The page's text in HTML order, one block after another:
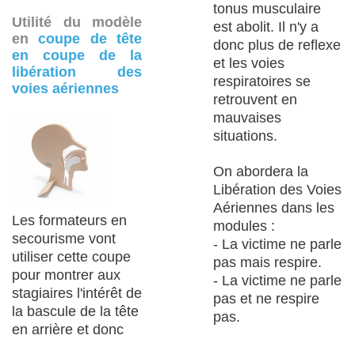
Utilité du modèle
en coupe de tête
en coupe de la
libération des
voies aériennes
Les formateurs en
secourisme vont
utiliser cette coupe
pour montrer aux
stagiaires l'intérêt de
la bascule de la tête
en arrière et donc
tonus musculaire
est abolit. Il n'y a
donc plus de reflexe
et les voies
respiratoires se
retrouvent en
mauvaises
situations.
On abordera la
Libération des Voies
Aériennes dans les
modules :
- La victime ne parle
pas mais respire.
- La victime ne parle
pas et ne respire
pas.